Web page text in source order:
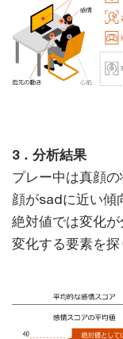
3．分析結果
プレー中は真顔
顔がsadに近い傾
絶対値では変化
変化する要素を探